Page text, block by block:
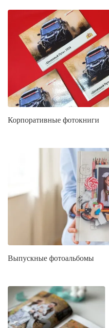
Корпоративные фотокниги
Выпускные фотоальбомы